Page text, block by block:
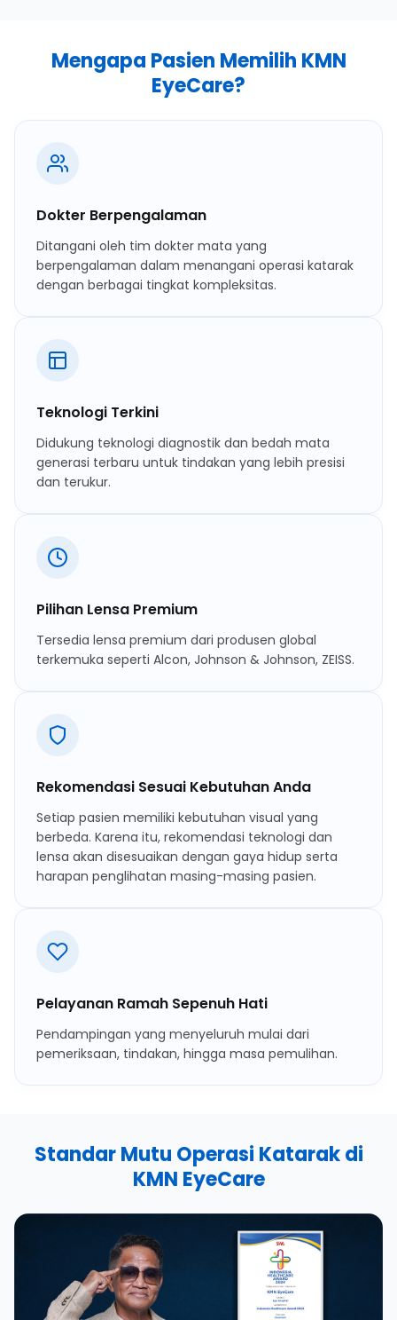
Mengapa Pasien Memilih KMN
EyeCare?
Dokter Berpengalaman
Ditangani oleh tim dokter mata yang
berpengalaman dalam menangani operasi katarak
dengan berbagai tingkat kompleksitas.
Teknologi Terkini
Didukung teknologi diagnostik dan bedah mata
generasi terbaru untuk tindakan yang lebih presisi
dan terukur.
Pilihan Lensa Premium
Tersedia lensa premium dari produsen global
terkemuka seperti Alcon, Johnson & Johnson, ZEISS.
Rekomendasi Sesuai Kebutuhan Anda
Setiap pasien memiliki kebutuhan visual yang
berbeda. Karena itu, rekomendasi teknologi dan
lensa akan disesuaikan dengan gaya hidup serta
harapan penglihatan masing-masing pasien.
Pelayanan Ramah Sepenuh Hati
Pendampingan yang menyeluruh mulai dari
pemeriksaan, tindakan, hingga masa pemulihan.
Standar Mutu Operasi Katarak di
KMN EyeCare